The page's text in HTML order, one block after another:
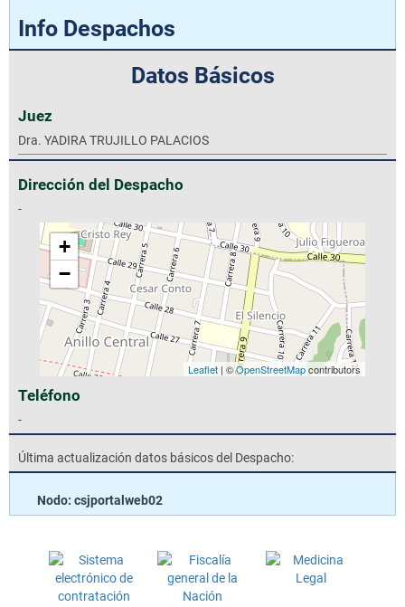
Info Despachos
Datos Básicos
Juez
Dra. YADIRA TRUJILLO PALACIOS
Dirección del Despacho
-
+
−
Leaflet| ©OpenStreetMapcontributors
Teléfono
-
Última actualización datos básicos del Despacho:
Nodo: csjportalweb02